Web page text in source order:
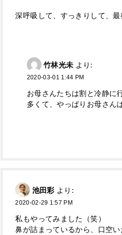
深呼吸して、すっきりして、最
竹林光未 より:
2020-03-01 1:44 PM
お母さんたちは割と冷静に
多くて、やっぱりお母さん
池田彩 より:
2020-02-29 1:57 PM
私もやってみました（笑）
鼻が詰まっているから、口空い